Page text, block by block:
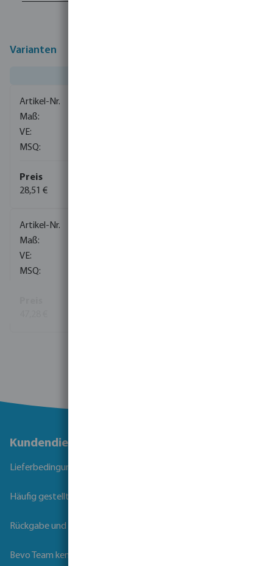
Varianten
28,51 €
Kundendienst
Lieferbedingungen
Häufig gestellte Fragen
Rückgabe und Garantie
Bevo Team kennenlernen